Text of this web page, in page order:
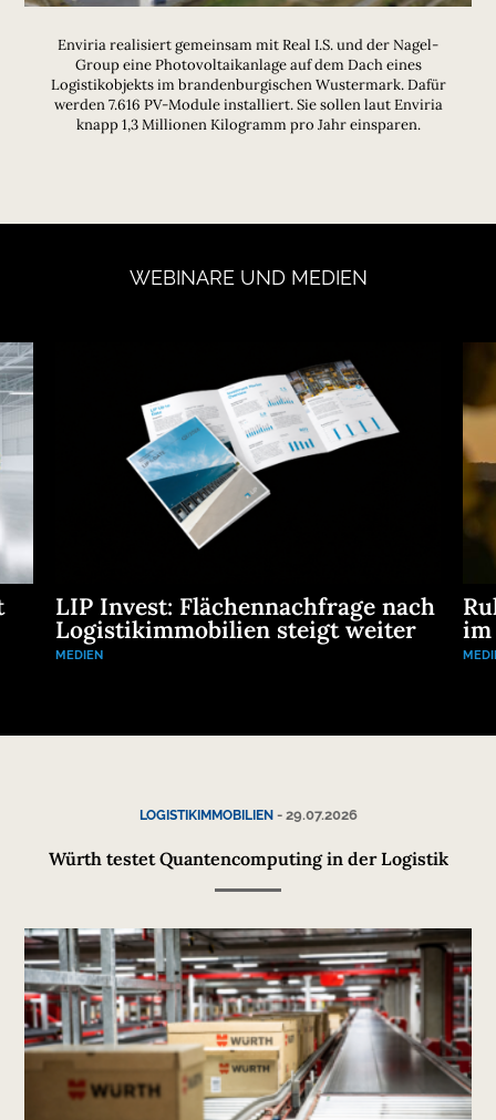
Enviria realisiert gemeinsam mit Real I.S. und der Nagel-
Group eine Photovoltaikanlage auf dem Dach eines
Logistikobjekts im brandenburgischen Wustermark. Dafür
werden 7.616 PV-Module installiert. Sie sollen laut Enviria
knapp 1,3 Millionen Kilogramm pro Jahr einsparen.
WEBINARE UND MEDIEN
LIP Invest: Flächennachfrage nach
Logistikimmobilien steigt weiter
MEDIEN
im
LOGISTIKIMMOBILIEN- 29.07.2026
Würth testet Quantencomputing in der Logistik